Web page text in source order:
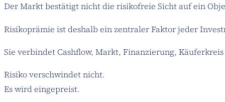
Der Markt bestätigt nicht die risikofreie Sicht auf ein
Risikoprämie ist deshalb ein zentraler Faktor jeder
Sie verbindet Cashflow, Markt, Finanzierung,
Risiko verschwindet nicht.
Es wird eingepreist.